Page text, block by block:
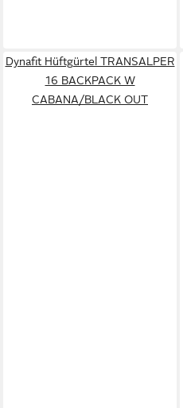
Dynafit Hüftgürtel TRANSALPER
16 BACKPACK W
CABANA/BLACK OUT